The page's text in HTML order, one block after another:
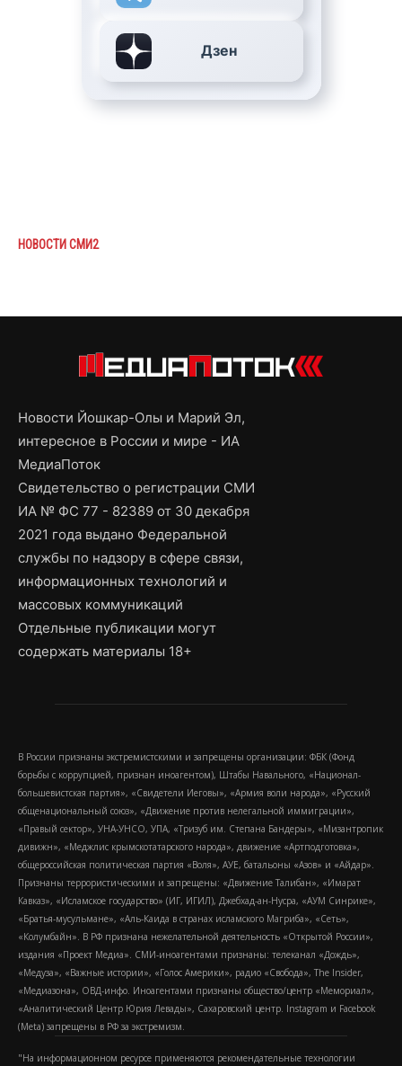
Дзен
НОВОСТИ СМИ2
Новости Йошкар-Олы и Марий Эл,
интересное в России и мире - ИА
МедиаПоток
Свидетельство о регистрации СМИ
ИА № ФС 77 - 82389 от 30 декабря
2021 года выдано Федеральной
службы по надзору в сфере связи,
информационных технологий и
массовых коммуникаций
Отдельные публикации могут
содержать материалы 18+
В России признаны экстремистскими и запрещены организации: ФБК (Фонд
борьбы с коррупцией, признан иноагентом), Штабы Навального, «Национал-
большевистская партия», «Свидетели Иеговы», «Армия воли народа», «Русский
общенациональный союз», «Движение против нелегальной иммиграции»,
«Правый сектор», УНА-УНСО, УПА, «Тризуб им. Степана Бандеры», «Мизантропик
дивижн», «Меджлис крымскотатарского народа», движение «Артподготовка»,
общероссийская политическая партия «Воля», АУЕ, батальоны «Азов» и «Айдар».
Признаны террористическими и запрещены: «Движение Талибан», «Имарат
Кавказ», «Исламское государство» (ИГ, ИГИЛ), Джебхад-ан-Нусра, «АУМ Синрике»,
«Братья-мусульмане», «Аль-Каида в странах исламского Магриба», «Сеть»,
«Колумбайн». В РФ признана нежелательной деятельность «Открытой России»,
издания «Проект Медиа». СМИ-иноагентами признаны: телеканал «Дождь»,
«Медуза», «Важные истории», «Голос Америки», радио «Свобода», The Insider,
«Медиазона», ОВД-инфо. Иноагентами признаны общество/центр «Мемориал»,
«Аналитический Центр Юрия Левады», Сахаровский центр. Instagram и Facebook
(Metа) запрещены в РФ за экстремизм.
"На информационном ресурсе применяются рекомендательные технологии